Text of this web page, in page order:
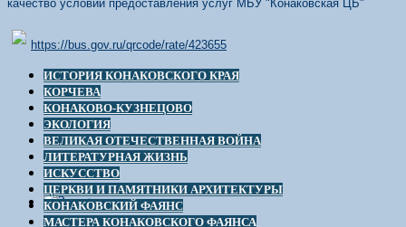
качество условий предоставления услуг МБУ "Конаковская ЦБ"
https://bus.gov.ru/qrcode/rate/423655
ИСТОРИЯ КОНАКОВСКОГО КРАЯ
КОРЧЕВА
КОНАКОВО-КУЗНЕЦОВО
ЭКОЛОГИЯ
ВЕЛИКАЯ ОТЕЧЕСТВЕННАЯ ВОЙНА
ЛИТЕРАТУРНАЯ ЖИЗНЬ
ИСКУССТВО
ЦЕРКВИ И ПАМЯТНИКИ АРХИТЕКТУРЫ
КОНАКОВСКИЙ ФАЯНС
МАСТЕРА КОНАКОВСКОГО ФАЯНСА